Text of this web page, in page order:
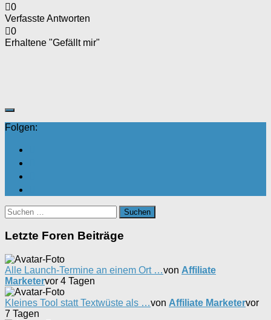
0
Verfasste Antworten
0
Erhaltene "Gefällt mir"
Folgen:
Suchen
nach:
Letzte Foren Beiträge
Alle Launch-Termine an einem Ort …von Affiliate
Marketervor 4 Tagen
Kleines Tool statt Textwüste als …von Affiliate Marketervor
7 Tagen